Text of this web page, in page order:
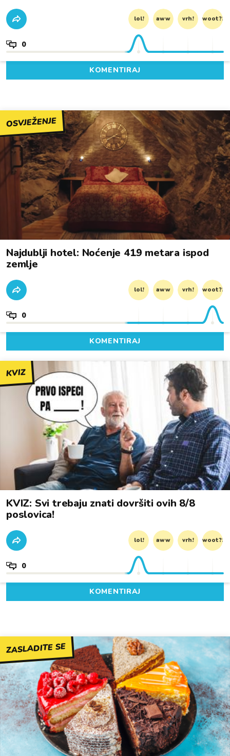
lol! aww vrh! woot?!
0
KOMENTIRAJ
OSVJEŽENJE
Najdublji hotel: Noćenje 419 metara ispod
zemlje
lol! aww vrh! woot?!
0
KOMENTIRAJ
KVIZ
KVIZ: Svi trebaju znati dovršiti ovih 8/8
poslovica!
lol! aww vrh! woot?!
0
KOMENTIRAJ
ZASLADITE SE